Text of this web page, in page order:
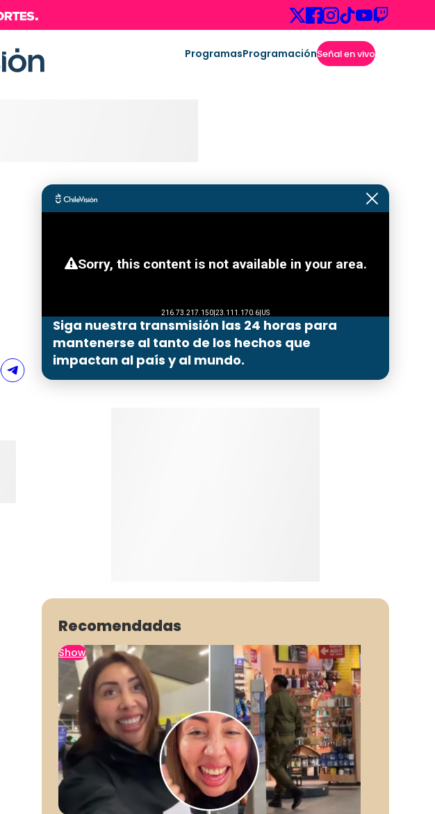
ProgramasProgramaciónSeñal en vivo
Siga nuestra transmisión las 24 horas para
mantenerse al tanto de los hechos que
impactan al país y al mundo.
Recomendadas
Show